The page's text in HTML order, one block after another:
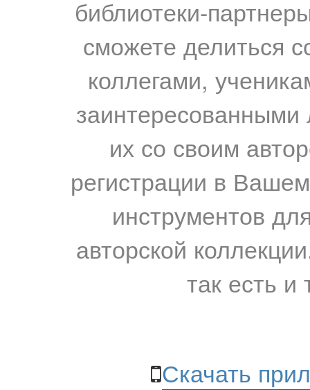
библиотеки-
сможете делиться
коллегами,
их со своим
регистрации в
инструментов
авторской
так есть и
Скачать